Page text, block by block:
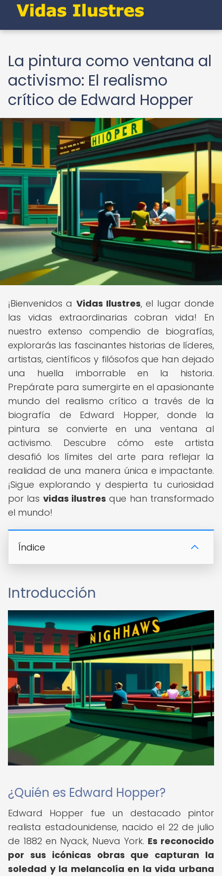
La pintura como ventana al
activismo: El realismo
crítico de Edward Hopper
¡Bienvenidos a Vidas Ilustres, el lugar donde
las vidas extraordinarias cobran vida! En
nuestro extenso compendio de biografías,
explorarás las fascinantes historias de líderes,
artistas, científicos y filósofos que han dejado
una huella imborrable en la historia.
Prepárate para sumergirte en el apasionante
mundo del realismo crítico a través de la
biografía de Edward Hopper, donde la
pintura se convierte en una ventana al
activismo. Descubre cómo este artista
desafió los límites del arte para reflejar la
realidad de una manera única e impactante.
¡Sigue explorando y despierta tu curiosidad
por las vidas ilustres que han transformado
el mundo!
Índice
Introducción
¿Quién es Edward Hopper?
Edward Hopper fue un destacado pintor
realista estadounidense, nacido el 22 de julio
de 1882 en Nyack, Nueva York. Es reconocido
por sus icónicas obras que capturan la
soledad y la melancolía en la vida urbana